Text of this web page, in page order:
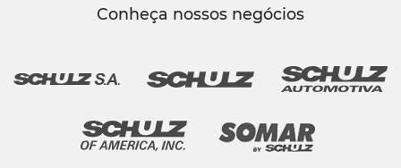
Conheça nossos negócios